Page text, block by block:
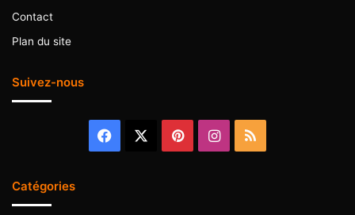
Contact
Plan du site
Suivez-nous
Facebook PinterestInstagram
RSS
Catégories